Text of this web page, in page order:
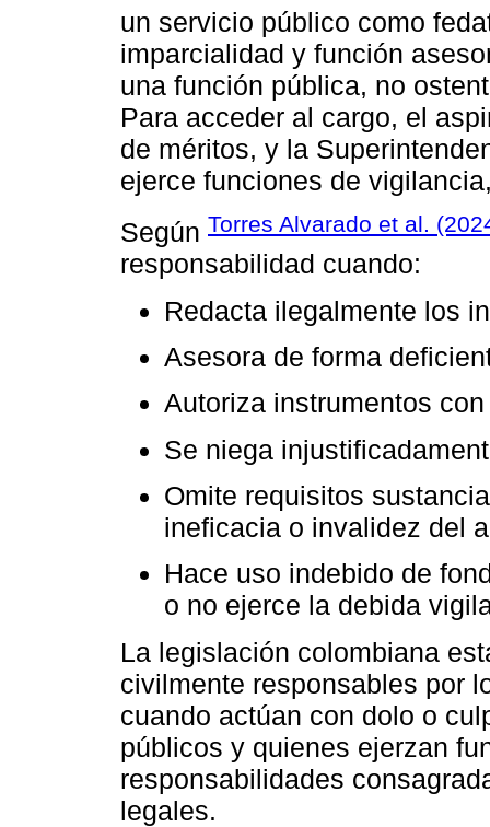
un servicio público como
imparcialidad y función
una función pública, no
Para acceder al cargo, el
de méritos, y la
ejerce funciones de
Según Torres Alvarado et al.
responsabilidad cuando:
Redacta ilegalmente los
Asesora de forma
Autoriza instrumentos
Se niega
Omite requisitos
ineficacia o invalidez del
Hace uso indebido de
o no ejerce la debida
La legislación colombiana
civilmente responsables por
cuando actúan con dolo o
públicos y quienes ejerzan
responsabilidades
legales.